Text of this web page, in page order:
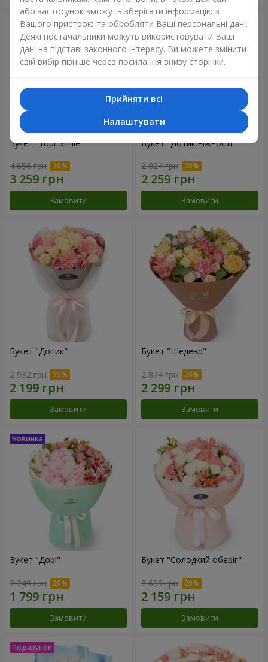
Букет "Your Smile"
4 656 грн
Замовити
Букет "Дотик ніжності"
2 824 грн
Замовити
Букет "Дотик"
2 932 грн
Замовити
Букет "Шедевр"
2 874 грн
Замовити
Букет "Дорі"
2 249 грн
Замовити
Букет "Солодкий оберіг"
2 699 грн
Замовити
або застосунок зможуть зберігати інформацію з
Вашого пристрою та обробляти Ваші персональні дані.
Деякі постачальники можуть використовувати Ваші
дані на підставі законного інтересу. Ви можете змінити
свій вибір пізніше через посилання внизу сторінки.
Прийняти всі
Налаштувати